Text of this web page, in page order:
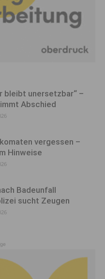
bleibt unersetzbar“ –
Abschied
vergessen –
Hinweise
Badeunfall
sucht Zeugen